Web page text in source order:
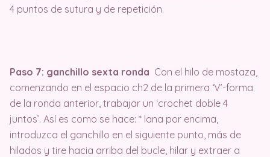
4 puntos de sutura y de repetición.
Paso 7: ganchillo sexta ronda Con el hilo de mostaza,
comenzando en el espacio ch2 de la primera ‘V’-forma
de la ronda anterior, trabajar un ‘crochet doble 4
juntos’. Así es como se hace: * lana por encima,
introduzca el ganchillo en el siguiente punto, más de
hilados y tire hacia arriba del bucle, hilar y extraer a